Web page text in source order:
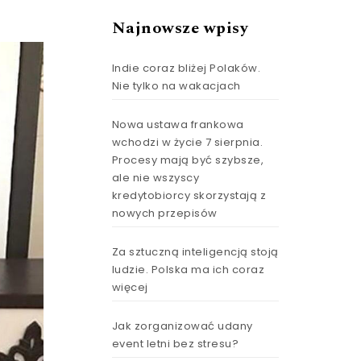
Najnowsze wpisy
Indie coraz bliżej Polaków.
Nie tylko na wakacjach
Nowa ustawa frankowa
wchodzi w życie 7 sierpnia.
Procesy mają być szybsze,
ale nie wszyscy
kredytobiorcy skorzystają z
nowych przepisów
Za sztuczną inteligencją stoją
ludzie. Polska ma ich coraz
więcej
Jak zorganizować udany
event letni bez stresu?